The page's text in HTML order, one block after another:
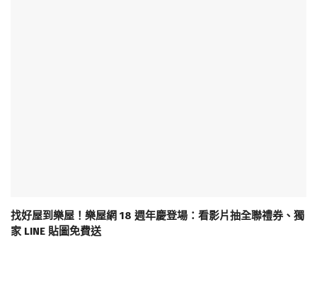
找好屋到樂屋！樂屋網 18 週年慶登場：看影片抽全聯禮券、獨
家 LINE 貼圖免費送